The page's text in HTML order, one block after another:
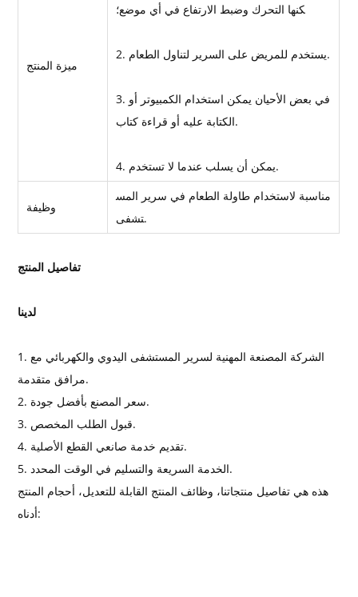
ميزة المنتج
كنها التحرك وضبط الارتفاع في أي موضع؛
2. يستخدم للمريض على السرير لتناول الطعام.
3. في بعض الأحيان يمكن استخدام الكمبيوتر أو
الكتابة عليه أو قراءة كتاب.
4. يمكن أن يسلب عندما لا تستخدم.
وظيفة
مناسبة لاستخدام طاولة الطعام في سرير المس
تشفى.
تفاصيل المنتج
1. الشركة المصنعة المهنية لسرير المستشفى اليدوي والكهربائي مع
مرافق متقدمة.
2. سعر المصنع بأفضل جودة.
3. قبول الطلب المخصص.
4. تقديم خدمة صانعي القطع الأصلية.
5. الخدمة السريعة والتسليم في الوقت المحدد.
هذه هي تفاصيل منتجاتنا، وظائف المنتج القابلة للتعديل، أحجام المنتج
أدناه: